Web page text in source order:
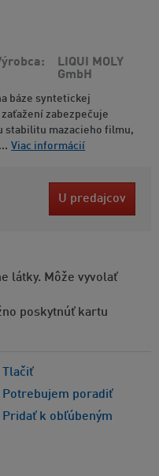
LIQUI MOLY
GmbH
báze syntetickej
zabezpečuje
stabilitu mazacieho filmu,
Viac informácií
U predajcov
látky. Môže vyvolať
poskytnúť kartu
Potrebujem poradiť
Tlačiť
Pridať k obľúbeným